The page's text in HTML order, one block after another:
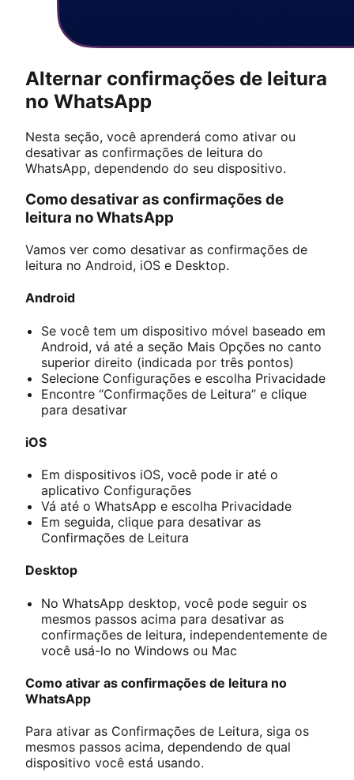
Alternar confirmações de leitura
no WhatsApp
Nesta seção, você aprenderá como ativar ou
desativar as confirmações de leitura do
WhatsApp, dependendo do seu dispositivo.
Como desativar as confirmações de
leitura no WhatsApp
Vamos ver como desativar as confirmações de
leitura no Android, iOS e Desktop.
Android
Se você tem um dispositivo móvel baseado em
Android, vá até a seção Mais Opções no canto
superior direito (indicada por três pontos)
Selecione Configurações e escolha Privacidade
Encontre “Confirmações de Leitura” e clique
para desativar
iOS
Em dispositivos iOS, você pode ir até o
aplicativo Configurações
Vá até o WhatsApp e escolha Privacidade
Em seguida, clique para desativar as
Confirmações de Leitura
Desktop
No WhatsApp desktop, você pode seguir os
mesmos passos acima para desativar as
confirmações de leitura, independentemente de
você usá-lo no Windows ou Mac
Como ativar as confirmações de leitura no
WhatsApp
Para ativar as Confirmações de Leitura, siga os
mesmos passos acima, dependendo de qual
dispositivo você está usando.